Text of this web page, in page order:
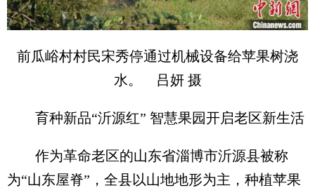
前瓜峪村村民宋秀停通过机械设备给苹果树浇
水。 吕妍 摄
育种新品“沂源红” 智慧果园开启老区新生活
作为革命老区的山东省淄博市沂源县被称
为“山东屋脊”，全县以山地地形为主，种植苹果